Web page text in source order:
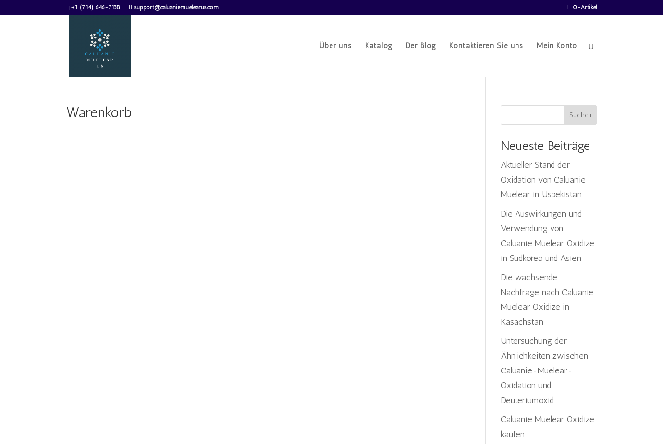
+1 (714) 646-7138 support@caluaniemuelearus.com 0-Artikel
Über uns Katalog Der Blog Kontaktieren Sie uns Mein Konto
Warenkorb Suchen
Neueste Beiträge
Aktueller Stand der
Oxidation von Caluanie
Muelear in Usbekistan
Die Auswirkungen und
Verwendung von
Caluanie Muelear Oxidize
in Südkorea und Asien
Die wachsende
Nachfrage nach Caluanie
Muelear Oxidize in
Kasachstan
Untersuchung der
Ähnlichkeiten zwischen
Caluanie-Muelear-
Oxidation und
Deuteriumoxid
Caluanie Muelear Oxidize
kaufen